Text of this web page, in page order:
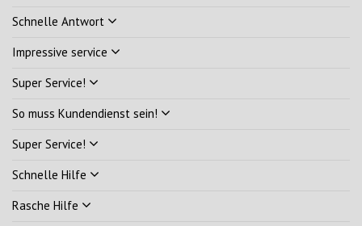
Schnelle Antwort
Impressive service
Super Service!
So muss Kundendienst sein!
Super Service!
Schnelle Hilfe
Rasche Hilfe